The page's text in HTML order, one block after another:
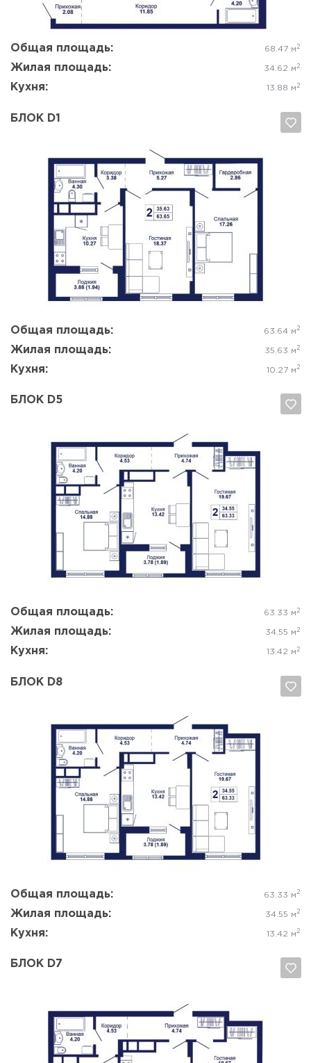
Общая площадь: 68.47 м 2
Жилая площадь: 34.62 м 2
Кухня: 13.88 м 2
БЛОК D1
Общая площадь: 63.64 м 2
Жилая площадь: 35.63 м 2
Кухня: 10.27 м 2
Да, удалить Отмена
БЛОК D5
Общая площадь: 63.33 м 2
Жилая площадь: 34.55 м 2
Кухня: 13.42 м 2
Да, удалить
БЛОК D8
Общая площадь: 63.33 м 2
Жилая площадь: 34.55 м 2
Кухня: 13.42 м 2
Да, удалить
БЛОК D7